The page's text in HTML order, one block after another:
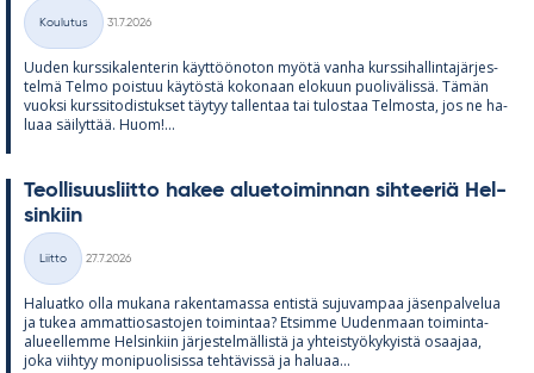
Kategoriat
Koulutus
31.7.2026
Uu­den kurs­si­ka­len­te­rin käyt­töö­no­ton myötä vanha kurs­si­hal­lin­ta­jär­jes­
telmä Telmo pois­tuu käy­töstä ko­ko­naan elo­kuun puo­li­vä­lissä. Tä­män
vuoksi kurs­si­to­dis­tuk­set täy­tyy tal­len­taa tai tu­los­taa Tel­mosta, jos ne ha­
luaa säi­lyt­tää. Huom!...
Teol­li­suus­liitto ha­kee alue­toi­min­nan sih­tee­riä Hel­
sin­kiin
Kategoriat
Liitto
27.7.2026
Ha­luatko olla mu­kana ra­ken­ta­massa en­tistä su­ju­vam­paa jä­sen­pal­ve­lua
ja tu­kea am­mat­tio­sas­to­jen toi­min­taa? Et­simme Uu­den­maan toi­minta-
alu­eel­lemme Hel­sin­kiin jär­jes­tel­mäl­listä ja yh­teis­työ­ky­kyistä osaa­jaa,
joka viih­tyy mo­ni­puo­li­sissa teh­tä­vissä ja ha­luaa...